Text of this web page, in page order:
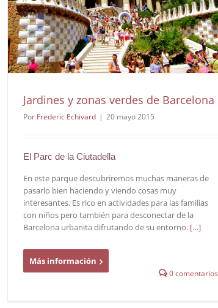
Jardines y zonas verdes de Barcelona
Por Frederic Echivard | 20 mayo 2015
El Parc de la Ciutadella
En este parque descubriremos muchas maneras de
pasarlo bien haciendo y viendo cosas muy
interesantes. Es rico en actividades para las familias
con niños pero también para desconectar de la
Barcelona urbanita difrutando de su entorno. […]
Más información
0 comentarios